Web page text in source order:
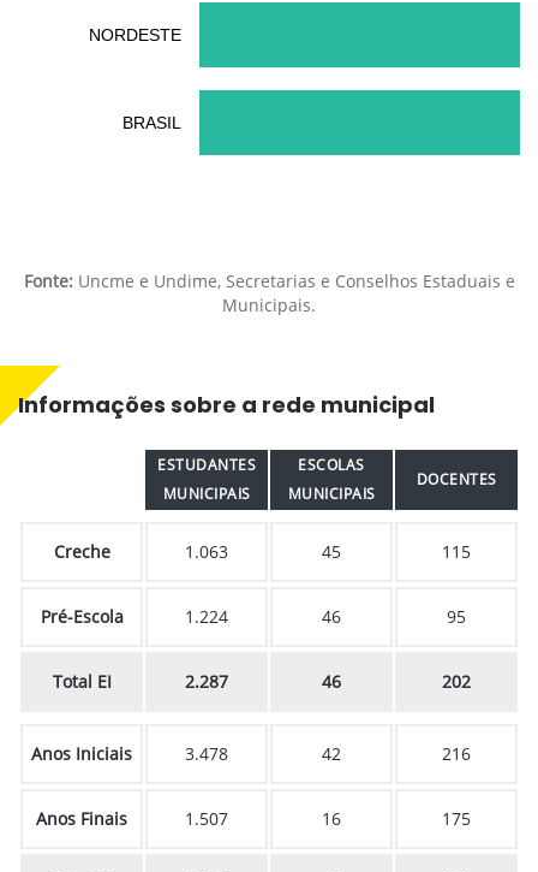
NORDESTE
BRASIL
Fonte:Uncme e Undime, Secretarias e Conselhos Estaduais e
Municipais.
Informações sobre a rede municipal
ESTUDANTES
MUNICIPAIS
ESCOLAS
MUNICIPAIS
DOCENTES
Creche 1.063 45 115
Pré-Escola 1.224 46 95
Total EI 2.287 46 202
Anos Iniciais 3.478 42 216
Anos Finais 1.507 16 175